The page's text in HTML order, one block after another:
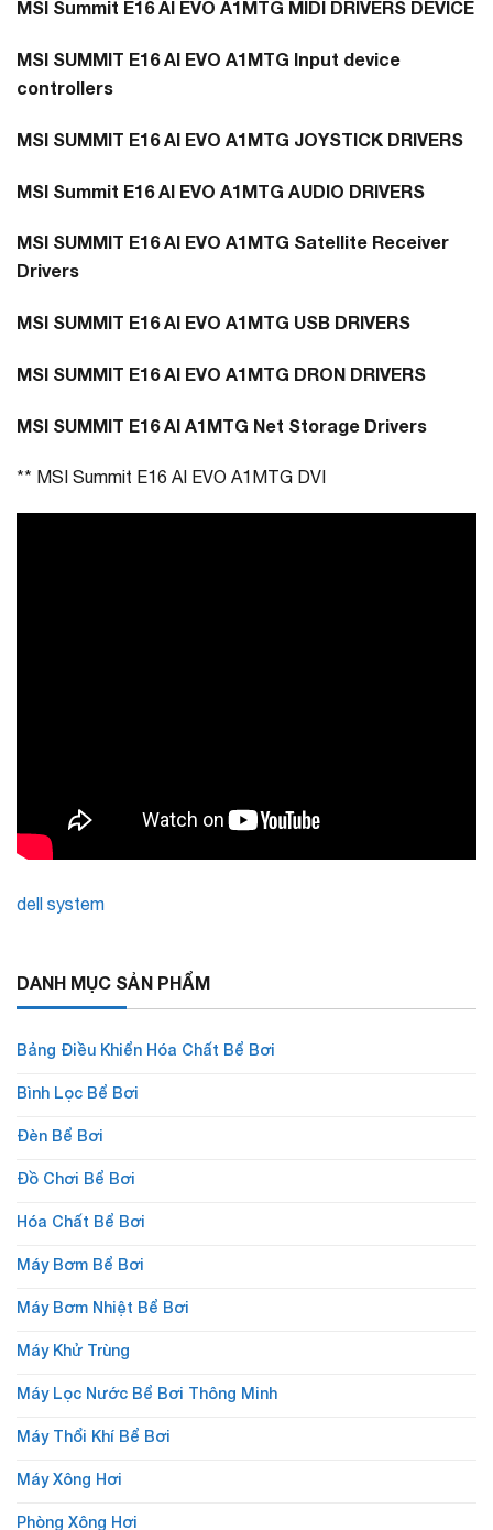
MSI Summit E16 AI EVO A1MTG MIDI DRIVERS DEVICE
MSI SUMMIT E16 AI EVO A1MTG Input device
controllers
MSI SUMMIT E16 AI EVO A1MTG JOYSTICK DRIVERS
MSI Summit E16 AI EVO A1MTG AUDIO DRIVERS
MSI SUMMIT E16 AI EVO A1MTG Satellite Receiver
Drivers
MSI SUMMIT E16 AI EVO A1MTG USB DRIVERS
MSI SUMMIT E16 AI EVO A1MTG DRON DRIVERS
MSI SUMMIT E16 AI A1MTG Net Storage Drivers
** MSI Summit E16 AI EVO A1MTG DVI
dell system
DANH MỤC SẢN PHẨM
Bảng Điều Khiển Hóa Chất Bể Bơi
Bình Lọc Bể Bơi
Đèn Bể Bơi
Đồ Chơi Bể Bơi
Hóa Chất Bể Bơi
Máy Bơm Bể Bơi
Máy Bơm Nhiệt Bể Bơi
Máy Khử Trùng
Máy Lọc Nước Bể Bơi Thông Minh
Máy Thổi Khí Bể Bơi
Máy Xông Hơi
Phòng Xông Hơi